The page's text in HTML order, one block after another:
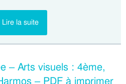
Lire la suite
– Arts visuels : 4ème,
– PDF à imprimer